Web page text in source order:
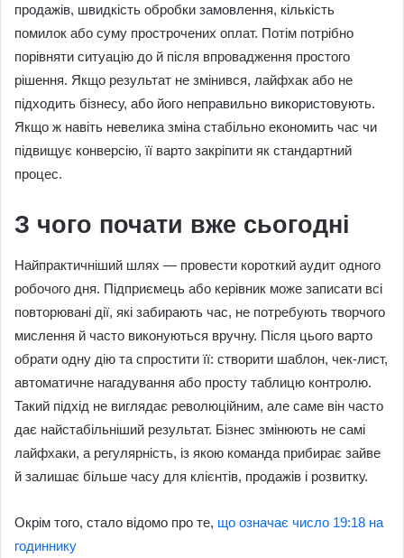
продажів, швидкість обробки замовлення, кількість
помилок або суму прострочених оплат. Потім потрібно
порівняти ситуацію до й після впровадження простого
рішення. Якщо результат не змінився, лайфхак або не
підходить бізнесу, або його неправильно використовують.
Якщо ж навіть невелика зміна стабільно економить час чи
підвищує конверсію, її варто закріпити як стандартний
процес.
З чого почати вже сьогодні
Найпрактичніший шлях — провести короткий аудит одного
робочого дня. Підприємець або керівник може записати всі
повторювані дії, які забирають час, не потребують творчого
мислення й часто виконуються вручну. Після цього варто
обрати одну дію та спростити її: створити шаблон, чек-лист,
автоматичне нагадування або просту таблицю контролю.
Такий підхід не виглядає революційним, але саме він часто
дає найстабільніший результат. Бізнес змінюють не самі
лайфхаки, а регулярність, із якою команда прибирає зайве
й залишає більше часу для клієнтів, продажів і розвитку.
Окрім того, стало відомо про те, що означає число 19:18 на
годиннику